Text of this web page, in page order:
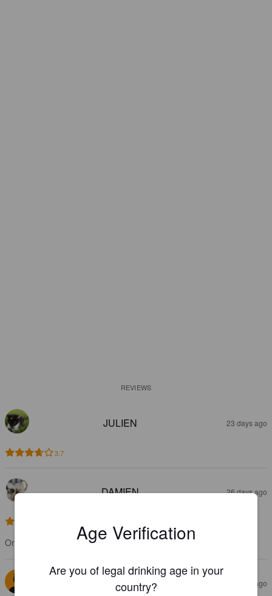
REVIEWS
JULIEN 23 days ago
3.7
DAMIEN 26 days ago
On retrouve bien les critères des bières belges
MATHIEU D
@ Intermarché Murat
1 month ago
Age Verification
Are you of legal drinking age in your
country?